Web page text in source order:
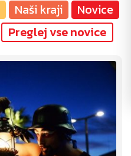
Naši kraji
Novice
Preglej vse novice